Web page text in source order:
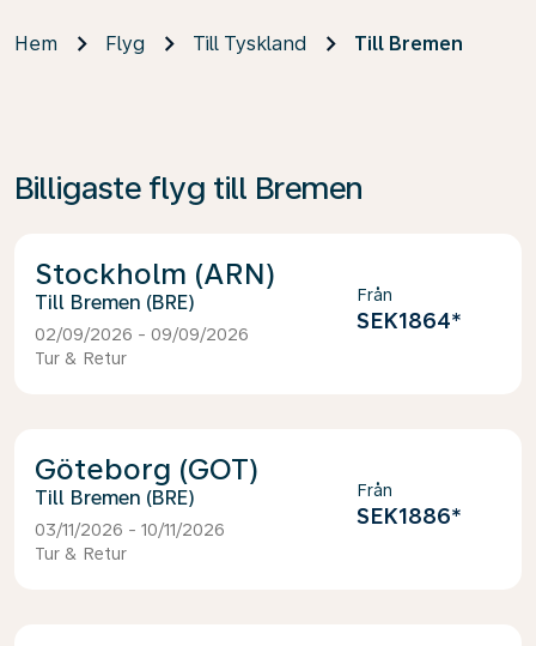
Hem Flyg Till Tyskland Till Bremen
Billigaste flyg till Bremen
Stockholm (ARN)
Bremen (BRE)
02/09/2026 - 09/09/2026
Tur & Retur
Från
SEK1864*
Göteborg (GOT)
Bremen (BRE)
03/11/2026 - 10/11/2026
Tur & Retur
Från
SEK1886*